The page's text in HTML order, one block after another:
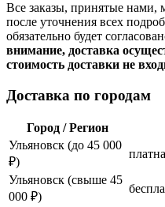
Все заказы, принятые нами,
после уточнения всех
обязательно будет
внимание, доставка
стоимость доставки не
Доставка по городам
Город / Регион
Ульяновск (до 45 000
₽)
Ульяновск (свыше 45
000 ₽)